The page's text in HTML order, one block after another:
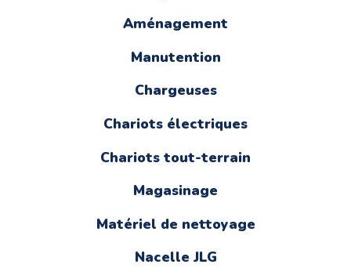
Aménagement
Manutention
Chargeuses
Chariots électriques
Chariots tout-terrain
Magasinage
Matériel de nettoyage
Nacelle JLG